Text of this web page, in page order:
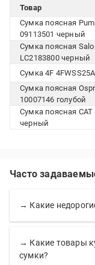
Товар
Сумка поясная
09113501 черный
Сумка поясная
LC2183800 черный
Сумка 4F
Сумка поясная
10007146 голубой
Сумка поясная CAT
черный
Часто
→ Какие
→ Какие товары
сумки?